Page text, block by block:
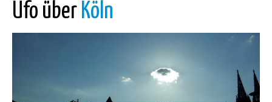
Ufo über Köln